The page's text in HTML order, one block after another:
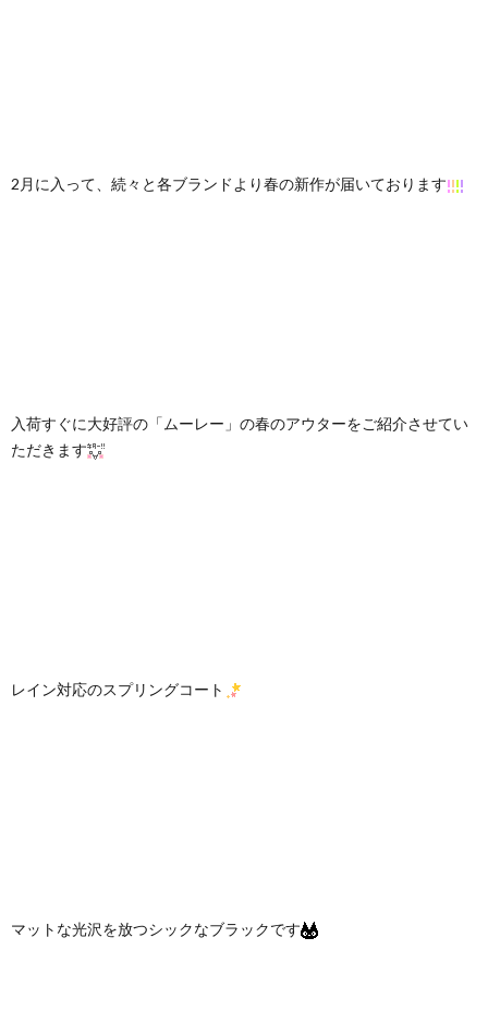
2月に入って、続々と各ブランドより春の新作が届いております
入荷すぐに大好評の「ムーレー」の春のアウターをご紹介させてい
ただきます
レイン対応のスプリングコート
マットな光沢を放つシックなブラックです